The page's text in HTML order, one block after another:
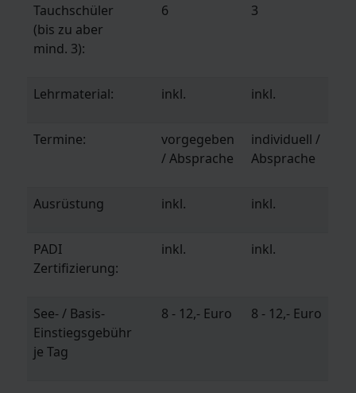
Tauchschüler
(bis zu aber
mind. 3):
6 3
Lehrmaterial: inkl. inkl.
Termine:
vorgegeben
/ Absprache
individuell /
Absprache
Ausrüstung inkl. inkl.
PADI
Zertifizierung:
inkl. inkl.
See- / Basis-
Einstiegsgebühr
je Tag
8 - 12,- Euro 8 - 12,- Euro